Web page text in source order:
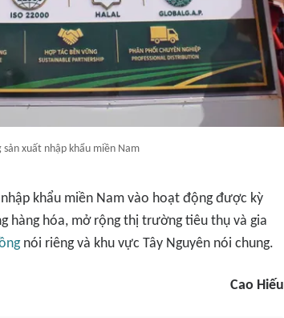
xuất nhập khẩu miền Nam
khẩu miền Nam vào hoạt động được kỳ
hàng hóa, mở rộng thị trường tiêu thụ và gia
nói riêng và khu vực Tây Nguyên nói chung.
Cao Hiếu